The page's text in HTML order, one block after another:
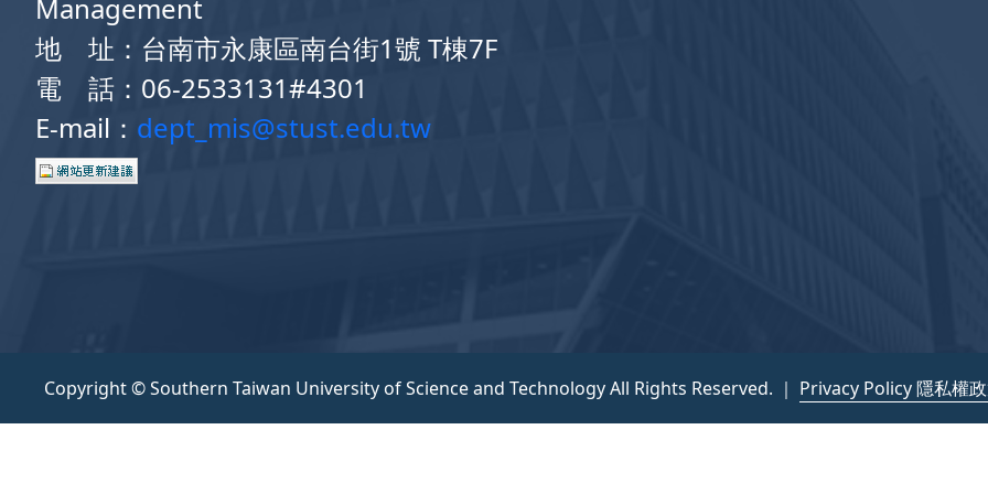
Management
地 址：台南市永康區南台街1號 T棟7F
電 話：06-2533131#4301
E-mail： dept_mis@stust.edu.tw
Copyright © Southern Taiwan University of Science and Technology All Rights Reserved. ｜ Privacy Policy 隱私權